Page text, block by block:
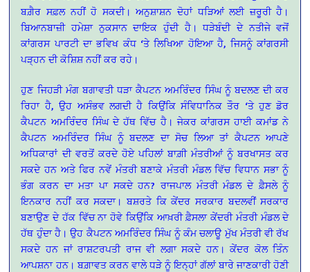
ਬਗ਼ੈਰ ਸਫ਼ਲ ਨਹੀਂ ਹੋ ਸਕਦੀ। ਅਨੁਸ਼ਾਸ਼ਨ ਦੋਹਾਂ ਧੜਿਆਂ ਲਈ ਜ਼ਰੂਰੀ ਹੈ।
ਬਿਆਨਬਾਜ਼ੀ ਹਮੇਸ਼ਾ ਨੁਕਸਾਨ ਦਾਇਕ ਹੁੰਦੀ ਹੈ। ਧੜੇਬੰਦੀ ਦੇ ਨਤੀਜੇ ਵਜੋਂ
ਕਾਂਗਰਸ ਪਾਰਟੀ ਦਾ ਭਵਿਖ ਕੰਧ ‘ਤੇ ਲਿਖਿਆ ਹੋਇਆ ਹੈ, ਜਿਸਨੂੰ ਕਾਂਗਰਸੀ
ਪੜ੍ਹਨ ਦੀ ਕੋਸ਼ਿਸ਼ ਨਹੀਂ ਕਰ ਰਹੇ।
ਹੁਣ ਜਿਹੜੀ ਮੰਗ ਬਗਾਵਤੀ ਧੜਾ ਕੈਪਟਨ ਅਮਰਿੰਦਰ ਸਿੰਘ ਨੂੰ ਬਦਲਣ ਦੀ ਕਰ
ਰਿਹਾ ਹੈ, ਉਹ ਅਸੰਭਵ ਲਗਦੀ ਹੈ ਕਿਉਂਕਿ ਸੰਵਿਧਾਨਿਕ ਤੌਰ ‘ਤੇ ਹੁਣ ਡੋਰ
ਕੈਪਟਨ ਅਮਰਿੰਦਰ ਸਿੰਘ ਦੇ ਹੱਥ ਵਿੱਚ ਹੈ। ਜੇਕਰ ਕਾਂਗਰਸ ਹਾਈ ਕਮਾਂਡ ਨੇ
ਕੈਪਟਨ ਅਮਰਿੰਦਰ ਸਿੰਘ ਨੂੰ ਬਦਲਣ ਦਾ ਸੋਚ ਲਿਆ ਤਾਂ ਕੈਪਟਨ ਆਪਣੇ
ਅਧਿਕਾਰਾਂ ਦੀ ਵਰਤੋਂ ਕਰਦੇ ਹੋਏ ਪਹਿਲਾਂ ਬਾਗ਼ੀ ਮੰਤਰੀਆਂ ਨੂੰ ਬਰਖਾਸਤ ਕਰ
ਸਕਦੇ ਹਨ ਅਤੇ ਫਿਰ ਨਵੇਂ ਮੰਤਰੀ ਬਣਾਕੇ ਮੰਤਰੀ ਮੰਡਲ ਵਿੱਚ ਵਿਧਾਨ ਸਭਾ ਨੂੰ
ਭੰਗ ਕਰਨ ਦਾ ਮਤਾ ਪਾ ਸਕਦੇ ਹਨ? ਰਾਜਪਾਲ ਮੰਤਰੀ ਮੰਡਲ ਦੇ ਫ਼ੈਸਲੇ ਨੂੰ
ਇਨਕਾਰ ਨਹੀਂ ਕਰ ਸਕਦਾ। ਬਸ਼ਰਤੇ ਕਿ ਕੇਂਦਰ ਸਰਕਾਰ ਬਦਲਵੀਂ ਸਰਕਾਰ
ਬਣਾਉਣ ਦੇ ਹੱਕ ਵਿੱਚ ਨਾ ਹੋਵੇ ਕਿਉਂਕਿ ਆਖ਼ਰੀ ਫ਼ੈਸਲਾ ਕੇਂਦਰੀ ਮੰਤਰੀ ਮੰਡਲ ਦੇ
ਹੱਥ ਹੁੰਦਾ ਹੈ। ਉਹ ਕੈਪਟਨ ਅਮਰਿੰਦਰ ਸਿੰਘ ਨੂੰ ਕੰਮ ਚਲਾਊ ਮੁੱਖ ਮੰਤਰੀ ਵੀ ਰੱਖ
ਸਕਦੇ ਹਨ ਜਾਂ ਰਾਸ਼ਟਰਪਤੀ ਰਾਜ ਵੀ ਲਗਾ ਸਕਦੇ ਹਨ। ਕੇਂਦਰ ਕੋਲ ਤਿੰਨ
ਆਪਸ਼ਨਾ ਹਨ। ਬਗ਼ਾਵਤ ਕਰਨ ਵਾਲੇ ਧੜੇ ਨੂੰ ਇਨ੍ਹਾਂ ਗੱਲਾਂ ਬਾਰੇ ਜਾਣਕਾਰੀ ਹੋਣੀ